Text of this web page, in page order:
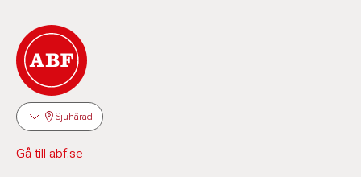
Sjuhärad
Gå till abf.se